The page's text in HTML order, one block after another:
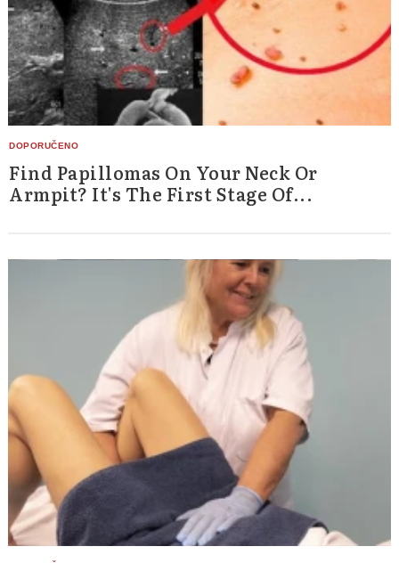
Find Papillomas On Your Neck Or
Armpit? It's The First Stage Of...